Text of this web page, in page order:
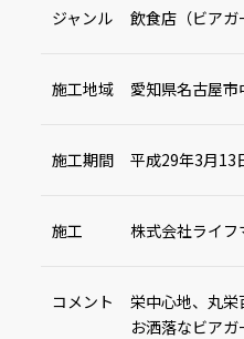
ジャンル 飲食店（ビアガ
施工地域 愛知県名古屋市
施工期間 平成29年3月13
施工 株式会社ライフ
コメント
栄中心地、丸
お洒落なビアガ